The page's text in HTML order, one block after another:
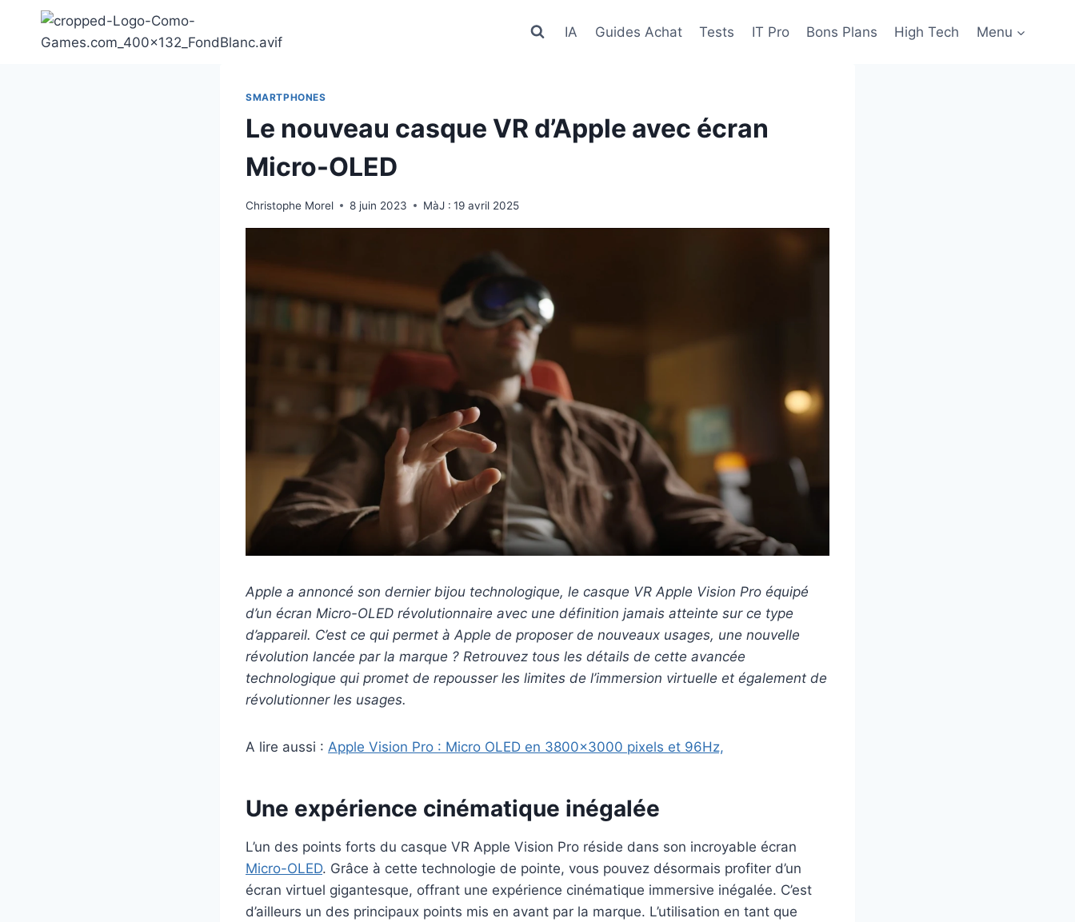
contenu
IA Guides Achat Tests IT Pro Bons Plans High Tech Menu
SMARTPHONES
Le nouveau casque VR d’Apple avec écran
Micro-OLED
Christophe Morel 8 juin 2023 MàJ : 19 avril 2025
Apple a annoncé son dernier bijou technologique, le casque VR Apple Vision Pro équipé
d’un écran Micro-OLED révolutionnaire avec une définition jamais atteinte sur ce type
d’appareil. C’est ce qui permet à Apple de proposer de nouveaux usages, une nouvelle
révolution lancée par la marque ? Retrouvez tous les détails de cette avancée
technologique qui promet de repousser les limites de l’immersion virtuelle et également de
révolutionner les usages.
A lire aussi : Apple Vision Pro : Micro OLED en 3800×3000 pixels et 96Hz,
Une expérience cinématique inégalée
L’un des points forts du casque VR Apple Vision Pro réside dans son incroyable écran
Micro-OLED. Grâce à cette technologie de pointe, vous pouvez désormais profiter d’un
écran virtuel gigantesque, offrant une expérience cinématique immersive inégalée. C’est
d’ailleurs un des principaux points mis en avant par la marque. L’utilisation en tant que